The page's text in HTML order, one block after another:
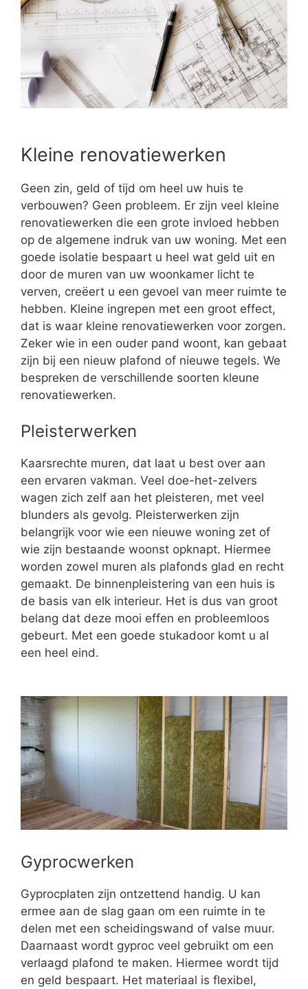
Kleine renovatiewerken
Geen zin, geld of tijd om heel uw huis te
verbouwen? Geen probleem. Er zijn veel kleine
renovatiewerken die een grote invloed hebben
op de algemene indruk van uw woning. Met een
goede isolatie bespaart u heel wat geld uit en
door de muren van uw woonkamer licht te
verven, creëert u een gevoel van meer ruimte te
hebben. Kleine ingrepen met een groot effect,
dat is waar kleine renovatiewerken voor zorgen.
Zeker wie in een ouder pand woont, kan gebaat
zijn bij een nieuw plafond of nieuwe tegels. We
bespreken de verschillende soorten kleune
renovatiewerken.
Pleisterwerken
Kaarsrechte muren, dat laat u best over aan
een ervaren vakman. Veel doe-het-zelvers
wagen zich zelf aan het pleisteren, met veel
blunders als gevolg. Pleisterwerken zijn
belangrijk voor wie een nieuwe woning zet of
wie zijn bestaande woonst opknapt. Hiermee
worden zowel muren als plafonds glad en recht
gemaakt. De binnenpleistering van een huis is
de basis van elk interieur. Het is dus van groot
belang dat deze mooi effen en probleemloos
gebeurt. Met een goede stukadoor komt u al
een heel eind.
Gyprocwerken
Gyprocplaten zijn ontzettend handig. U kan
ermee aan de slag gaan om een ruimte in te
delen met een scheidingswand of valse muur.
Daarnaast wordt gyproc veel gebruikt om een
verlaagd plafond te maken. Hiermee wordt tijd
en geld bespaart. Het materiaal is flexibel,